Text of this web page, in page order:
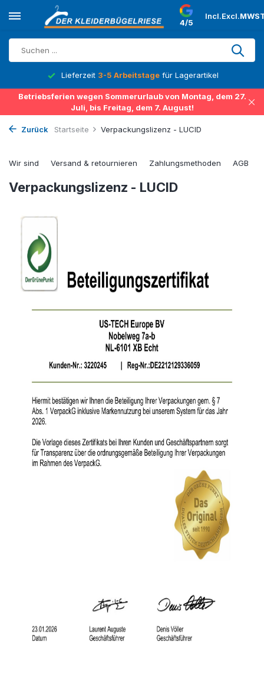
4/5
Incl.Excl.
Lieferzeit 3-5 Arbeitstage für Lagerartikel
Betriebsferien wegen Sommerurlaub von Montag, dem 27.
Juli, bis Freitag, dem 7. August!
Zurück Startseite Verpackungslizenz - LUCID
Wir sind Versand & retournieren Zahlungsmethoden AGB
Verpackungslizenz - LUCID